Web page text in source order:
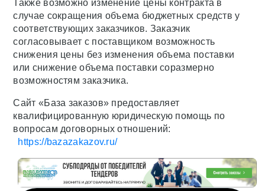
Также возможно изменение цены контракта в
случае сокращения объема бюджетных средств у
соответствующих заказчиков. Заказчик
согласовывает с поставщиком возможность
снижения цены без изменения объема поставки
или снижение объема поставки соразмерно
возможностям заказчика.
Сайт «База заказов» предоставляет
квалифицированную юридическую помощь по
вопросам договорных отношений:
https://bazazakazov.ru/